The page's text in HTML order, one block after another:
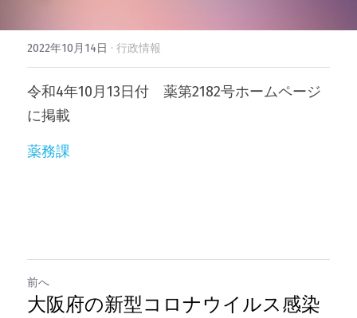
2022年10月14日 · 行政情報
令和4年10月13日付　薬第2182号ホームページ
に掲載
薬務課
前へ
大阪府の新型コロナウイルス感染